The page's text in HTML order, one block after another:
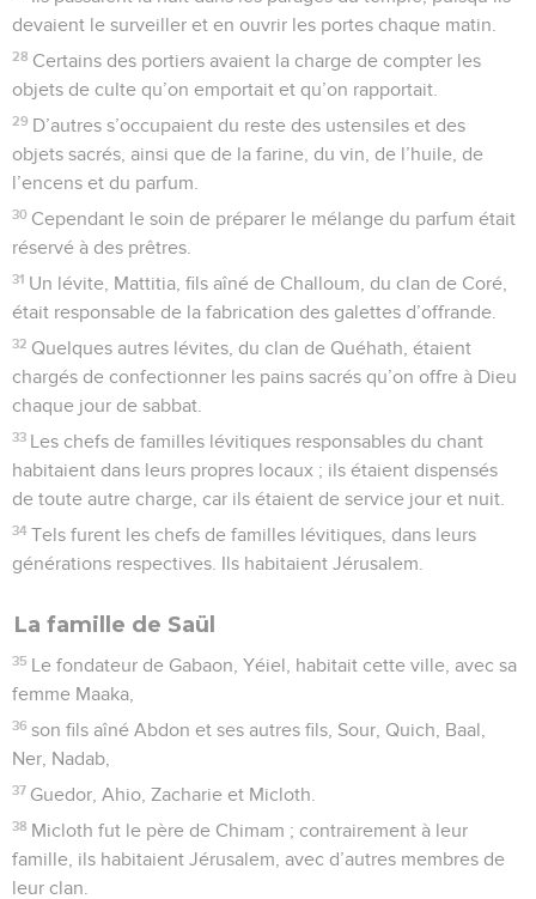
devaient le surveiller et en ouvrir les portes chaque matin.
28 Certains des portiers avaient la charge de compter les
objets de culte qu’on emportait et qu’on rapportait.
29 D’autres s’occupaient du reste des ustensiles et des
objets sacrés, ainsi que de la farine, du vin, de l’huile, de
l’encens et du parfum.
30 Cependant le soin de préparer le mélange du parfum était
réservé à des prêtres.
31 Un lévite, Mattitia, fils aîné de Challoum, du clan de Coré,
était responsable de la fabrication des galettes d’offrande.
32 Quelques autres lévites, du clan de Quéhath, étaient
chargés de confectionner les pains sacrés qu’on offre à Dieu
chaque jour de sabbat.
33 Les chefs de familles lévitiques responsables du chant
habitaient dans leurs propres locaux ; ils étaient dispensés
de toute autre charge, car ils étaient de service jour et nuit.
34 Tels furent les chefs de familles lévitiques, dans leurs
générations respectives. Ils habitaient Jérusalem.
La famille de Saül
35 Le fondateur de Gabaon, Yéiel, habitait cette ville, avec sa
femme Maaka,
36 son fils aîné Abdon et ses autres fils, Sour, Quich, Baal,
Ner, Nadab,
37 Guedor, Ahio, Zacharie et Micloth.
38 Micloth fut le père de Chimam ; contrairement à leur
famille, ils habitaient Jérusalem, avec d’autres membres de
leur clan.